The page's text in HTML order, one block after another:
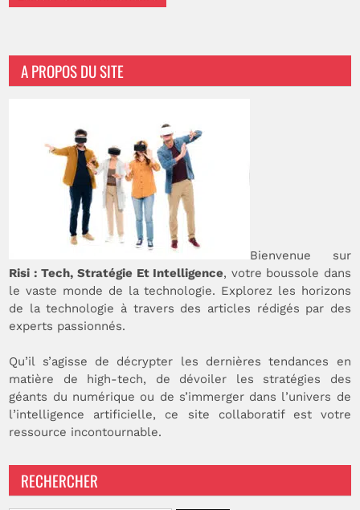
A PROPOS DU SITE
Bienvenue sur
Risi : Tech, Stratégie Et Intelligence, votre boussole dans
le vaste monde de la technologie. Explorez les horizons
de la technologie à travers des articles rédigés par des
experts passionnés.
Qu’il s’agisse de décrypter les dernières tendances en
matière de high-tech, de dévoiler les stratégies des
géants du numérique ou de s’immerger dans l’univers de
l’intelligence artificielle, ce site collaboratif est votre
ressource incontournable.
RECHERCHER